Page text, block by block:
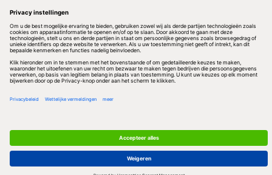
Volg ons
Redactionele partner
Algemene Voorwaarden & Copyrights